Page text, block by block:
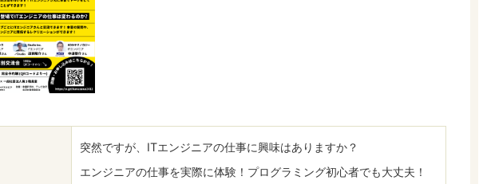
突然ですが、ITエンジニアの仕事に興味はありますか？
エンジニアの仕事を実際に体験！プログラミング初心者でも大丈夫！